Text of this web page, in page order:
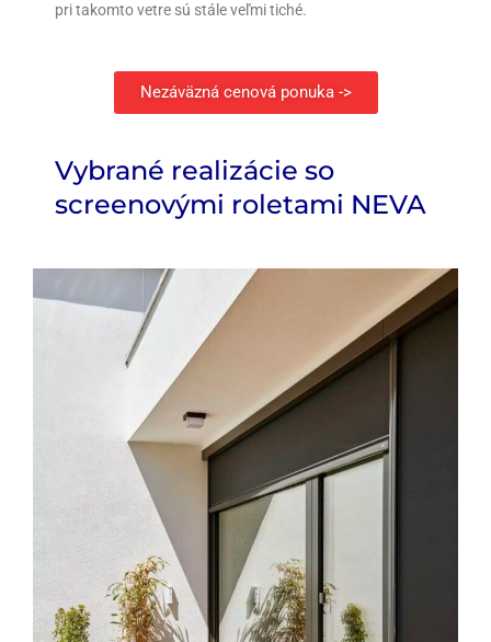
pri takomto vetre sú stále veľmi tiché.
Nezáväzná cenová ponuka ->
Vybrané realizácie so
screenovými roletami NEVA